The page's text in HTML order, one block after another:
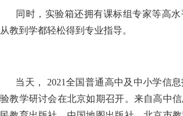
同时，实验箱还拥有课标组专家等高
从教到学都轻松得到专业指导。
当天， 2021全国普通高中及中小学信
验教学研讨会在北京如期召开。来自高中